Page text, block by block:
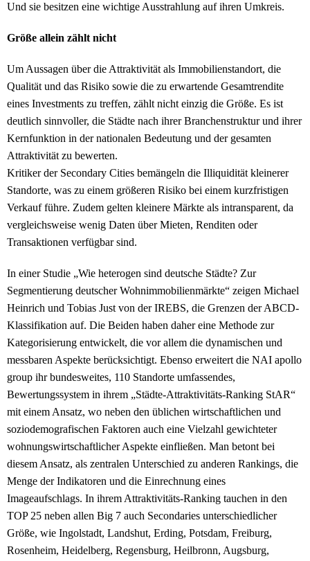
Und sie besitzen eine wichtige Ausstrahlung auf ihren Umkreis.
Größe allein zählt nicht
Um Aussagen über die Attraktivität als Immobilienstandort, die
Qualität und das Risiko sowie die zu erwartende Gesamtrendite
eines Investments zu treffen, zählt nicht einzig die Größe. Es ist
deutlich sinnvoller, die Städte nach ihrer Branchenstruktur und ihrer
Kernfunktion in der nationalen Bedeutung und der gesamten
Attraktivität zu bewerten.
Kritiker der Secondary Cities bemängeln die Illiquidität kleinerer
Standorte, was zu einem größeren Risiko bei einem kurzfristigen
Verkauf führe. Zudem gelten kleinere Märkte als intransparent, da
vergleichsweise wenig Daten über Mieten, Renditen oder
Transaktionen verfügbar sind.
In einer Studie „Wie heterogen sind deutsche Städte? Zur
Segmentierung deutscher Wohnimmobilienmärkte“ zeigen Michael
Heinrich und Tobias Just von der IREBS, die Grenzen der ABCD-
Klassifikation auf. Die Beiden haben daher eine Methode zur
Kategorisierung entwickelt, die vor allem die dynamischen und
messbaren Aspekte berücksichtigt. Ebenso erweitert die NAI apollo
group ihr bundesweites, 110 Standorte umfassendes,
Bewertungssystem in ihrem „Städte-Attraktivitäts-Ranking StAR“
mit einem Ansatz, wo neben den üblichen wirtschaftlichen und
soziodemografischen Faktoren auch eine Vielzahl gewichteter
wohnungswirtschaftlicher Aspekte einfließen. Man betont bei
diesem Ansatz, als zentralen Unterschied zu anderen Rankings, die
Menge der Indikatoren und die Einrechnung eines
Imageaufschlags. In ihrem Attraktivitäts-Ranking tauchen in den
TOP 25 neben allen Big 7 auch Secondaries unterschiedlicher
Größe, wie Ingolstadt, Landshut, Erding, Potsdam, Freiburg,
Rosenheim, Heidelberg, Regensburg, Heilbronn, Augsburg,